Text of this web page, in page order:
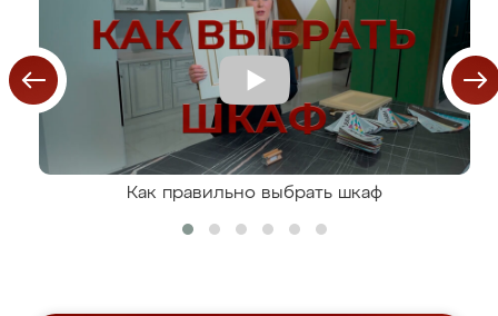
Как правильно выбрать шкаф